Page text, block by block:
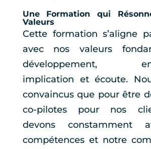
Une Formation qui
Valeurs
Cette formation s’aligne
avec nos valeurs
développement,
implication et écoute.
convaincus que pour être
co-pilotes pour nos
devons constamment
compétences et notre